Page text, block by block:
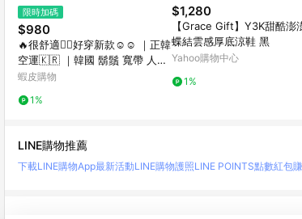
限時加碼
$980
🔥很舒適👍🏻好穿新款☺️☺️ ｜正韓
空運🇰🇷 ｜韓國 鬍鬚 寬帶 人字
夾腳 拖鞋。36097 B
蝦皮購物
1%
$1,280
【Grace Gift】Y3K甜酷澎
蝶結雲感厚底涼鞋 黑
Yahoo購物中心
1%
LINE購物推薦
下載LINE購物App最新活動LINE購物護照LINE POINTS點數紅包